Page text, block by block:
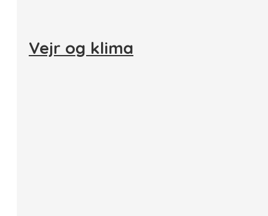
Vejr og klima